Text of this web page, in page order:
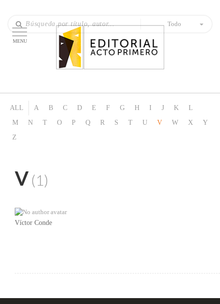
MENU
Todo
ALL A B C D E F G H I J K
L
M
N T O P Q R S T U V W X
Y
Z
V(1)
Víctor Conde